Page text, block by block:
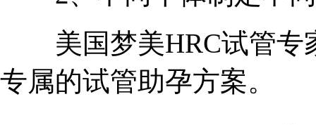
美国梦美HRC试管专
专属的试管助孕方案。